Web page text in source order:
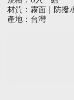
材質：霧面｜防撥
產地：台灣